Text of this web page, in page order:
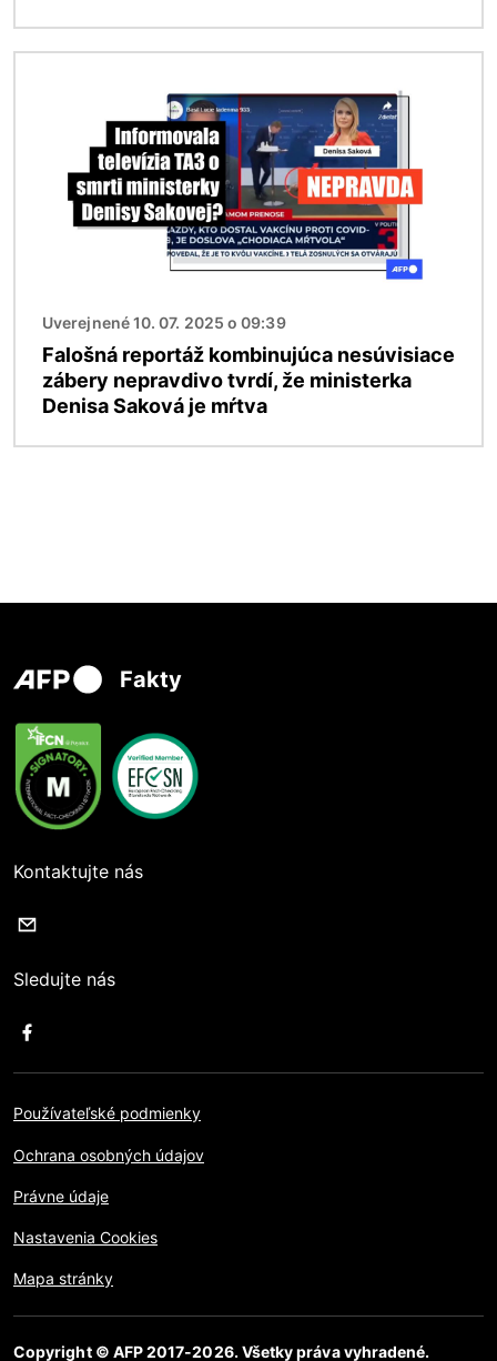
Uverejnené 10. 07. 2025 o 09:39
Falošná reportáž kombinujúca nesúvisiace
zábery nepravdivo tvrdí, že ministerka
Denisa Saková je mŕtva
Fakty
Kontaktujte nás
Sledujte nás
Používateľské podmienky
Ochrana osobných údajov
Právne údaje
Nastavenia Cookies
Mapa stránky
Copyright © AFP 2017-2026. Všetky práva vyhradené.